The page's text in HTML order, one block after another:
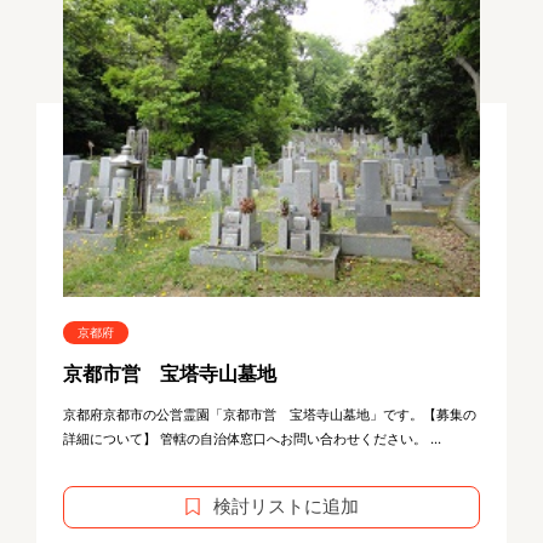
京都府
京都市営 宝塔寺山墓地
京都府京都市の公営霊園「京都市営 宝塔寺山墓地」です。【募集の
詳細について】 管轄の自治体窓口へお問い合わせください。 ...
検討リストに追加